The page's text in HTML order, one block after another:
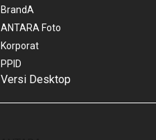
BrandA
ANTARA Foto
Korporat
PPID
Versi Desktop